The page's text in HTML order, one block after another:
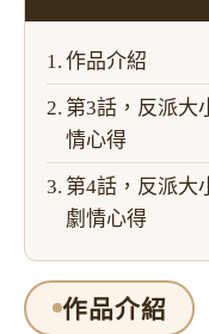
作品介紹
第3話，反派大
情心得
第4話，反派大
劇情心得
作品介紹